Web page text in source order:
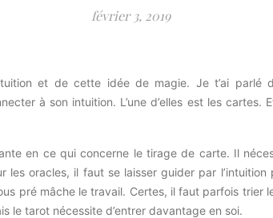
février 3, 2019
et de cette idée de magie. Je t’ai parlé
à son intuition. L’une d’elles est les cartes.
en ce qui concerne le tirage de carte. Il
les oracles, il faut se laisser guider par
pré mâche le travail. Certes, il faut parfois trier
le tarot nécessite d’entrer davantage en soi.